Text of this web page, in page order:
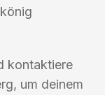
kontaktiere
um deinem